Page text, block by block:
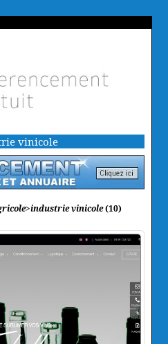
vinicole
vinicole(10)